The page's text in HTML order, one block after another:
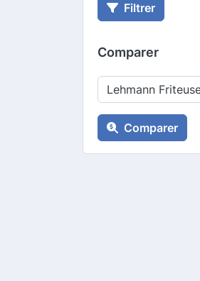
Filtrer
Comparer
Comparer